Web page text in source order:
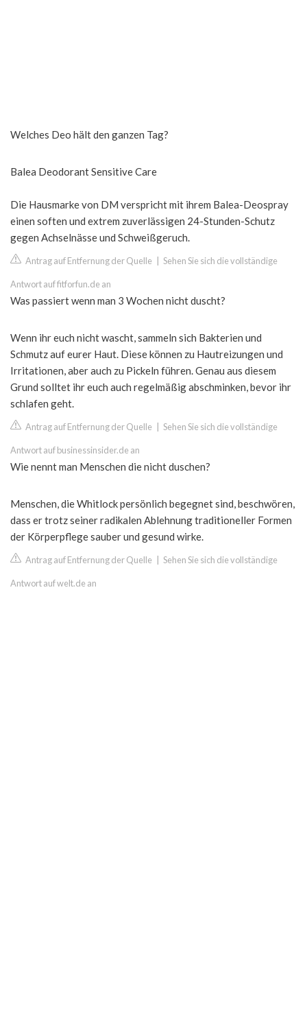
Welches Deo hält den ganzen Tag?
Balea Deodorant Sensitive Care
Die Hausmarke von DM verspricht mit ihrem Balea-Deospray
einen soften und extrem zuverlässigen 24-Stunden-Schutz
gegen Achselnässe und Schweißgeruch.
Antrag auf Entfernung der Quelle Sehen Sie sich die vollständige
Antwort auf fitforfun.de an
Was passiert wenn man 3 Wochen nicht duscht?
Wenn ihr euch nicht wascht, sammeln sich Bakterien und
Schmutz auf eurer Haut. Diese können zu Hautreizungen und
Irritationen, aber auch zu Pickeln führen. Genau aus diesem
Grund solltet ihr euch auch regelmäßig abschminken, bevor ihr
schlafen geht.
Antrag auf Entfernung der Quelle Sehen Sie sich die vollständige
Antwort auf businessinsider.de an
Wie nennt man Menschen die nicht duschen?
Menschen, die Whitlock persönlich begegnet sind, beschwören,
dass er trotz seiner radikalen Ablehnung traditioneller Formen
der Körperpflege sauber und gesund wirke.
Antrag auf Entfernung der Quelle Sehen Sie sich die vollständige
Antwort auf welt.de an